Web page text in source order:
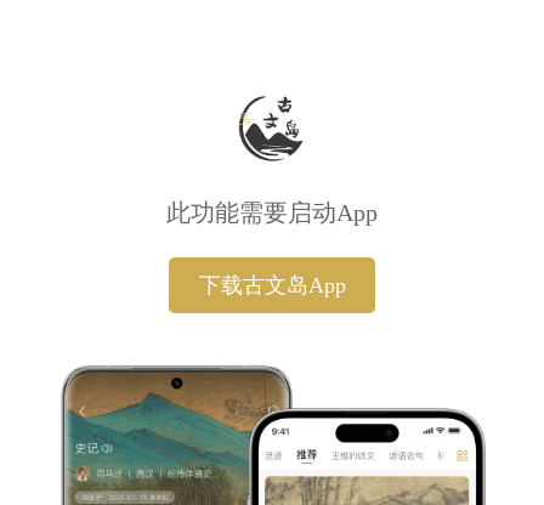
此功能需要启动App
下载古文岛App